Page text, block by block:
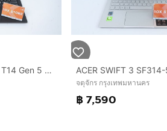
LENOVO ThinkPad T14 Gen 5 Core Ultra 7 165U Ram32.1TB
จตุจักร กรุงเทพมหานคร
฿ 7,590